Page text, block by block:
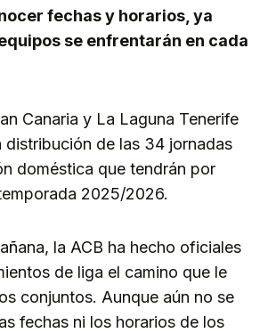
fechas y horarios, ya
se enfrentarán en cada
Canaria y La Laguna Tenerife
distribución de las 34 jornadas
doméstica que tendrán por
2025/2026.
la ACB ha hecho oficiales
de liga el camino que le
conjuntos. Aunque aún no se
fechas ni los horarios de los